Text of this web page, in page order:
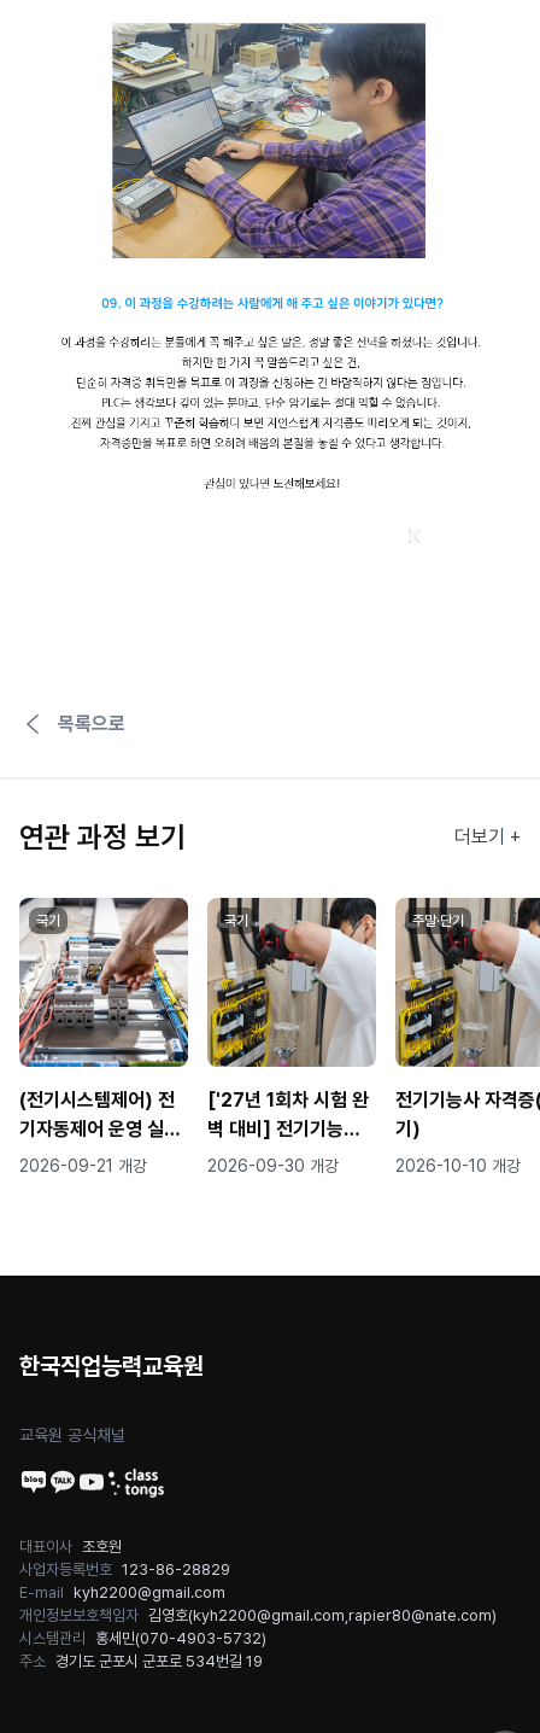
목록으로
연관 과정 보기 더보기 +
국기
(전기시스템제어) 전
기자동제어 운영 실무
(시퀀스/PLC제어, H
2026-09-21 개강
국기
['27년 1회차 시험 완
벽 대비] 전기기능사
자격증 및 시설관리 실
2026-09-30 개강
주말·단기
전기기능사 자격
기)
2026-10-10 개강
한국직업능력교육원
교육원 공식채널
대표이사 조호원
사업자등록번호 123-86-28829
E-mail kyh2200@gmail.com
개인정보보호책임자 김영호(kyh2200@gmail.com rapier80@nate.com)
시스템관리
홍세민(070-4903-5732)
주소 경기도 군포시 군포로 534번길 19